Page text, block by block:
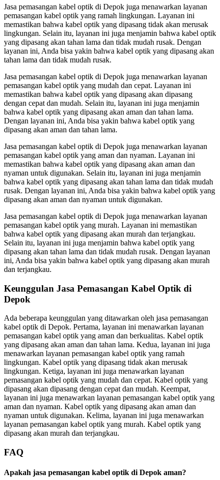
Jasa pemasangan kabel optik di Depok juga menawarkan layanan
pemasangan kabel optik yang ramah lingkungan. Layanan ini
memastikan bahwa kabel optik yang dipasang tidak akan merusak
lingkungan. Selain itu, layanan ini juga menjamin bahwa kabel optik
yang dipasang akan tahan lama dan tidak mudah rusak. Dengan
layanan ini, Anda bisa yakin bahwa kabel optik yang dipasang akan
tahan lama dan tidak mudah rusak.
Jasa pemasangan kabel optik di Depok juga menawarkan layanan
pemasangan kabel optik yang mudah dan cepat. Layanan ini
memastikan bahwa kabel optik yang dipasang akan dipasang
dengan cepat dan mudah. Selain itu, layanan ini juga menjamin
bahwa kabel optik yang dipasang akan aman dan tahan lama.
Dengan layanan ini, Anda bisa yakin bahwa kabel optik yang
dipasang akan aman dan tahan lama.
Jasa pemasangan kabel optik di Depok juga menawarkan layanan
pemasangan kabel optik yang aman dan nyaman. Layanan ini
memastikan bahwa kabel optik yang dipasang akan aman dan
nyaman untuk digunakan. Selain itu, layanan ini juga menjamin
bahwa kabel optik yang dipasang akan tahan lama dan tidak mudah
rusak. Dengan layanan ini, Anda bisa yakin bahwa kabel optik yang
dipasang akan aman dan nyaman untuk digunakan.
Jasa pemasangan kabel optik di Depok juga menawarkan layanan
pemasangan kabel optik yang murah. Layanan ini memastikan
bahwa kabel optik yang dipasang akan murah dan terjangkau.
Selain itu, layanan ini juga menjamin bahwa kabel optik yang
dipasang akan tahan lama dan tidak mudah rusak. Dengan layanan
ini, Anda bisa yakin bahwa kabel optik yang dipasang akan murah
dan terjangkau.
Keunggulan Jasa Pemasangan Kabel Optik di
Depok
Ada beberapa keunggulan yang ditawarkan oleh jasa pemasangan
kabel optik di Depok. Pertama, layanan ini menawarkan layanan
pemasangan kabel optik yang aman dan berkualitas. Kabel optik
yang dipasang akan aman dan tahan lama. Kedua, layanan ini juga
menawarkan layanan pemasangan kabel optik yang ramah
lingkungan. Kabel optik yang dipasang tidak akan merusak
lingkungan. Ketiga, layanan ini juga menawarkan layanan
pemasangan kabel optik yang mudah dan cepat. Kabel optik yang
dipasang akan dipasang dengan cepat dan mudah. Keempat,
layanan ini juga menawarkan layanan pemasangan kabel optik yang
aman dan nyaman. Kabel optik yang dipasang akan aman dan
nyaman untuk digunakan. Kelima, layanan ini juga menawarkan
layanan pemasangan kabel optik yang murah. Kabel optik yang
dipasang akan murah dan terjangkau.
FAQ
Apakah jasa pemasangan kabel optik di Depok aman?